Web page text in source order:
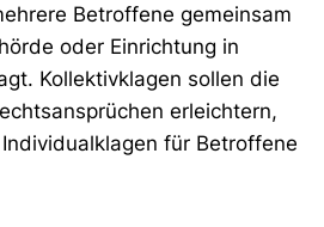
Betroffene gemeinsam
oder Einrichtung in
Kollektivklagen sollen die
erleichtern,
für Betroffene